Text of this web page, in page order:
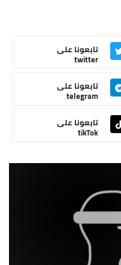
تابعونا على
twitter
تابعونا على
telegram
تابعونا على
tikTok